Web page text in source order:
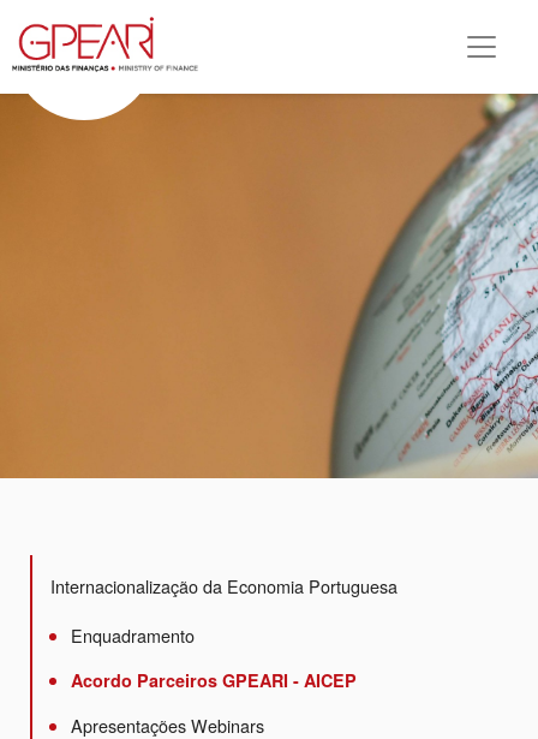
Internacionalização da Economia Portuguesa
Enquadramento
Acordo Parceiros GPEARI - AICEP
Apresentações Webinars